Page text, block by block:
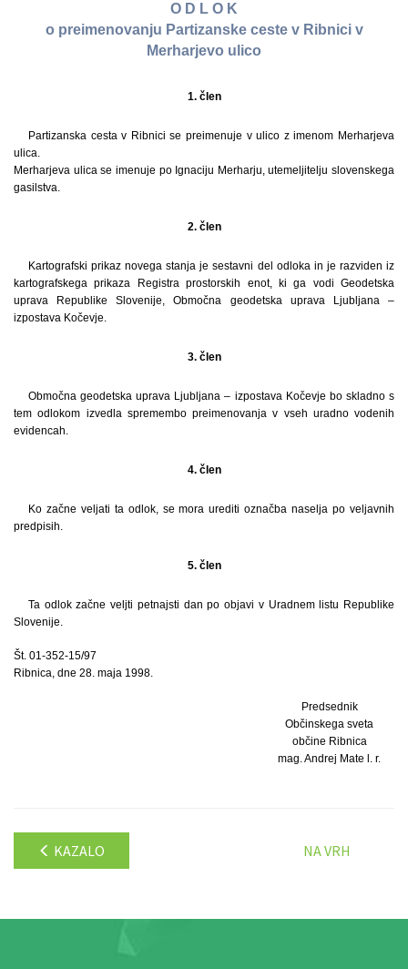
O D L O K
o preimenovanju Partizanske ceste v Ribnici v
Merharjevo ulico
1. člen
Partizanska cesta v Ribnici se preimenuje v ulico z imenom Merharjeva
ulica.
Merharjeva ulica se imenuje po Ignaciju Merharju, utemeljitelju slovenskega
gasilstva.
2. člen
Kartografski prikaz novega stanja je sestavni del odloka in je razviden iz
kartografskega prikaza Registra prostorskih enot, ki ga vodi Geodetska
uprava Republike Slovenije, Območna geodetska uprava Ljubljana –
izpostava Kočevje.
3. člen
Območna geodetska uprava Ljubljana – izpostava Kočevje bo skladno s
tem odlokom izvedla spremembo preimenovanja v vseh uradno vodenih
evidencah.
4. člen
Ko začne veljati ta odlok, se mora urediti označba naselja po veljavnih
predpisih.
5. člen
Ta odlok začne veljti petnajsti dan po objavi v Uradnem listu Republike
Slovenije.
Št. 01-352-15/97
Ribnica, dne 28. maja 1998.
Predsednik
Občinskega sveta
občine Ribnica
mag. Andrej Mate l. r.
KAZALO NA VRH